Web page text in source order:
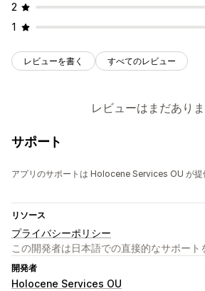
2
1
レビューを書く すべてのレビュー
レビューはまだあり
サポート
アプリのサポートは Holocene Services OU が提
リソース
プライバシーポリシー
この開発者は日本語での直接的なサポート
開発者
Holocene Services OU